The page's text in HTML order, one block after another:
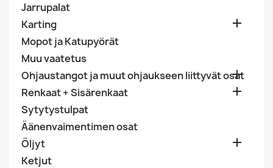
Jarrupalat
Karting

Mopot ja Katupyörät
Muu vaatetus
Ohjaustangot ja muut ohjaukseen liittyvät osat

Renkaat + Sisärenkaat 
Sytytystulpat
Äänenvaimentimen osat
Öljyt

Ketjut